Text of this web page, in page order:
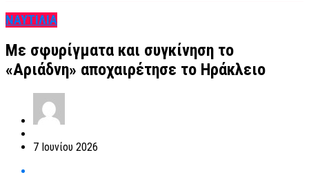
ΝΑΥΤΙΛΙΑ
Με σφυρίγματα και συγκίνηση το
«Αριάδνη» αποχαιρέτησε το Ηράκλειο
7 Ιουνίου 2026